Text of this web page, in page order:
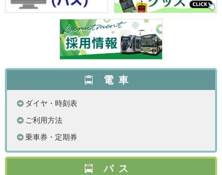
電車
ダイヤ・時刻表
ご利用方法
乗車券・定期券
バス